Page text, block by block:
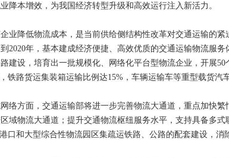
降本增效，为我国经济转型升级和高效运行注入新活力。
业降低物流成本，是当前供给侧结构性改革对交通运输的
2020年，基本建成经济便捷、高效优质的交通运输物流服
建设，培育出一批规模化、网络化平台型物流企业，开展
铁路货运集装箱运输比例达15%，车辆运输车等重型载货汽
络方面，交通运输部将进一步完善物流大通道，重点加快
域物流大通道；提升交通物流枢纽服务水平，支持具备多
口和大型综合性物流园区集疏运铁路、公路的配套建设，消